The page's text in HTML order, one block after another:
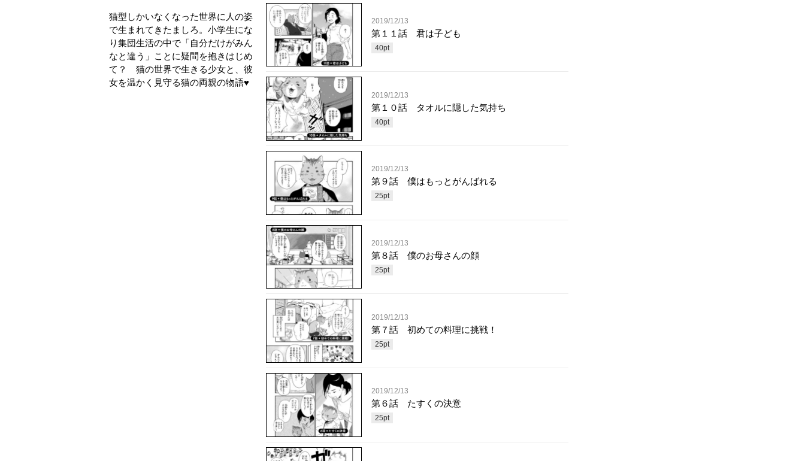
猫型しかいなくなった世界に人の姿
で生まれてきたましろ。小学生にな
り集団生活の中で「自分だけがみん
なと違う」ことに疑問を抱きはじめ
て？ 猫の世界で生きる少女と、彼
女を温かく見守る猫の両親の物語♥
2019/12/13
第１１話 君は子ども
40pt
2019/12/13
第１０話 タオルに隠した気持ち
40pt
2019/12/13
第９話 僕はもっとがんばれる
25pt
2019/12/13
第８話 僕のお母さんの顔
25pt
2019/12/13
第７話 初めての料理に挑戦！
25pt
2019/12/13
第６話 たすくの決意
25pt